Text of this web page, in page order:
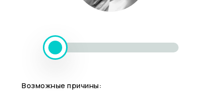
Возможные причины: